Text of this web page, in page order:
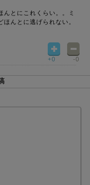
とにこれくらい。。ミ
んとに逃げられない。
+0 -0